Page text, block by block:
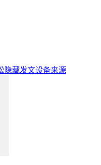
隐藏发文设备来源